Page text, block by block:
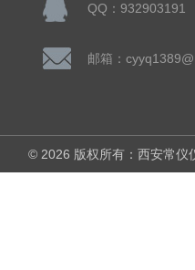
QQ：932903191
邮箱：
© 2026 版权所有：西安常